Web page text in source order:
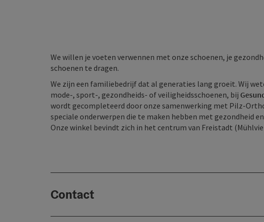
We willen je voeten verwennen met onze schoenen, je
schoenen te dragen.
We zijn een familiebedrijf dat al generaties lang groeit. Wij
mode-, sport-, gezondheids- of veiligheidsschoenen, bij
wordt gecompleteerd door onze samenwerking met Pilz-
speciale onderwerpen die te maken hebben met gezondheid
Onze winkel bevindt zich in het centrum van Freistadt
Contact